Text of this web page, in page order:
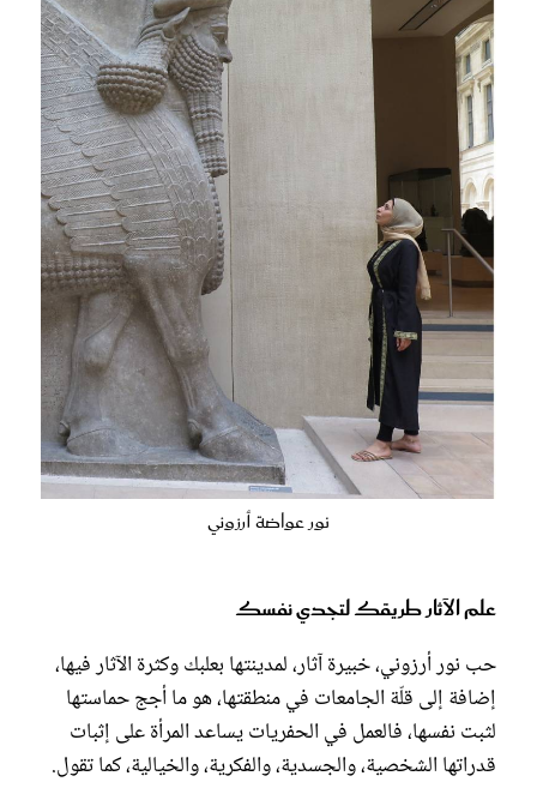
نور عواضة أرزوني
علم الآثار طريقك لتجدي نفسك
حب نور أرزوني، خبيرة آثار، لمدينتها بعلبك وكثرة الآثار فيها،
إضافة إلى قلّة الجامعات في منطقتها، هو ما أجج حماستها
لثبت نفسها، فالعمل في الحفريات يساعد المرأة على إثبات
قدراتها الشخصية، والجسدية، والفكرية، والخيالية، كما تقول.